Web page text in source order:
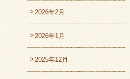
2026年2月
2026年1月
2025年12月